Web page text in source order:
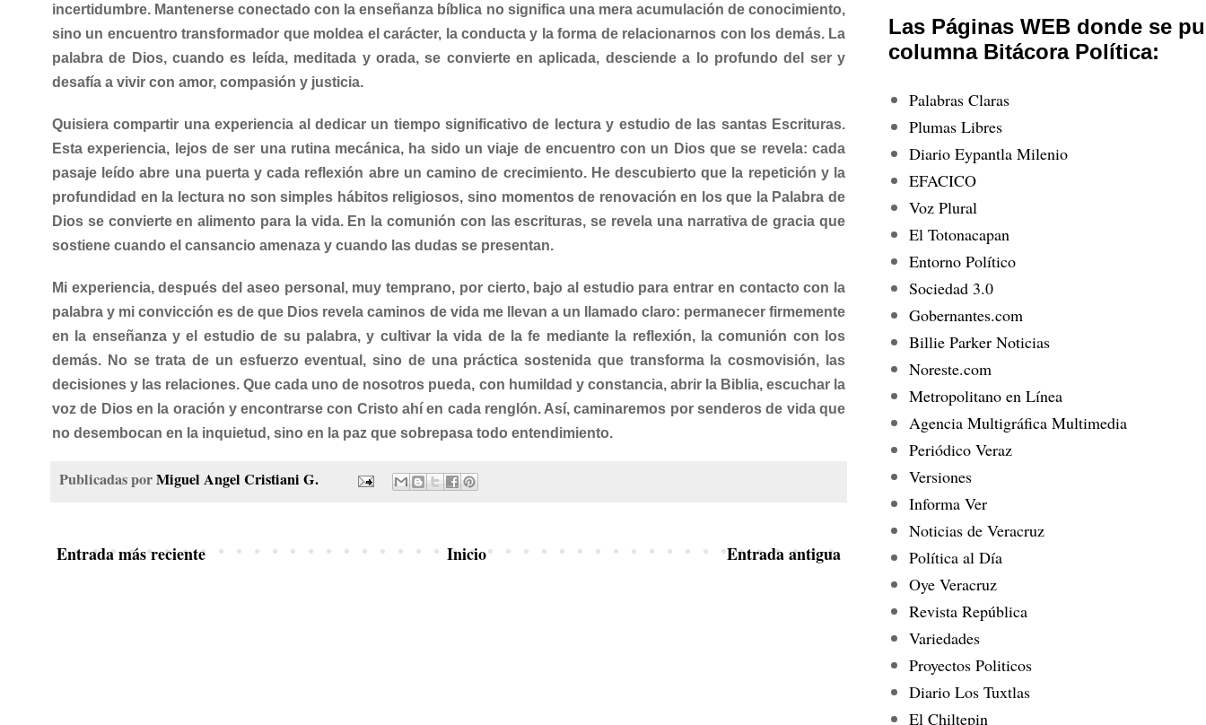
incertidumbre. Mantenerse conectado con la enseñanza bíblica no significa una mera acumulación de conocimiento,
sino un encuentro transformador que moldea el carácter, la conducta y la forma de relacionarnos con los demás. La
palabra de Dios, cuando es leída, meditada y orada, se convierte en aplicada, desciende a lo profundo del ser y
desafía a vivir con amor, compasión y justicia.
Quisiera compartir una experiencia al dedicar un tiempo significativo de lectura y estudio de las santas Escrituras.
Esta experiencia, lejos de ser una rutina mecánica, ha sido un viaje de encuentro con un Dios que se revela: cada
pasaje leído abre una puerta y cada reflexión abre un camino de crecimiento. He descubierto que la repetición y la
profundidad en la lectura no son simples hábitos religiosos, sino momentos de renovación en los que la Palabra de
Dios se convierte en alimento para la vida. En la comunión con las escrituras, se revela una narrativa de gracia que
sostiene cuando el cansancio amenaza y cuando las dudas se presentan.
Mi experiencia, después del aseo personal, muy temprano, por cierto, bajo al estudio para entrar en contacto con la
palabra y mi convicción es de que Dios revela caminos de vida me llevan a un llamado claro: permanecer firmemente
en la enseñanza y el estudio de su palabra, y cultivar la vida de la fe mediante la reflexión, la comunión con los
demás. No se trata de un esfuerzo eventual, sino de una práctica sostenida que transforma la cosmovisión, las
decisiones y las relaciones. Que cada uno de nosotros pueda, con humildad y constancia, abrir la Biblia, escuchar la
voz de Dios en la oración y encontrarse con Cristo ahí en cada renglón. Así, caminaremos por senderos de vida que
no desembocan en la inquietud, sino en la paz que sobrepasa todo entendimiento.
Publicadas porMiguel Angel Cristiani G.
Entrada más reciente Entrada antigua
Inicio
Las Páginas WEB donde se
columna Bitácora Política:
Palabras Claras
Plumas Libres
Diario Eypantla Milenio
EFACICO
Voz Plural
El Totonacapan
Entorno Político
Sociedad 3.0
Gobernantes.com
Billie Parker Noticias
Noreste.com
Metropolitano en Línea
Agencia Multigráfica Multimedia
Periódico Veraz
Versiones
Informa Ver
Noticias de Veracruz
Política al Día
Oye Veracruz
Revista República
Variedades
Proyectos Politicos
Diario Los Tuxtlas
El Chiltepin